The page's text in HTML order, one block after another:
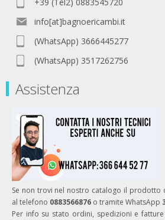
info[at]bagnoericambi.it
(WhatsApp) 3666445277
(WhatsApp) 3517262756
Assistenza
Se non trovi nel nostro catalogo il prodotto
al telefono 0883566876 o tramite WhatsApp
Per info su stato ordini, spedizioni e